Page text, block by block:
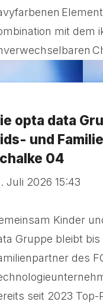
mit dem
opta data
und
04
Juli 2026 15:43
Kinder
Gruppe bleibt
des
seit 2023 Top-